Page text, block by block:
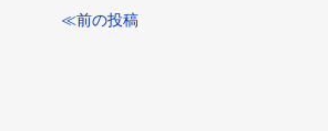
≪前の投稿